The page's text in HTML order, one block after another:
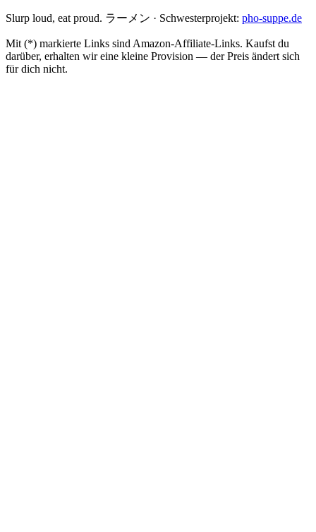
Slurp loud, eat proud. ラーメン · Schwesterprojekt: pho-suppe.de
Mit (*) markierte Links sind Amazon-Affiliate-Links. Kaufst du
darüber, erhalten wir eine kleine Provision — der Preis ändert sich
für dich nicht.